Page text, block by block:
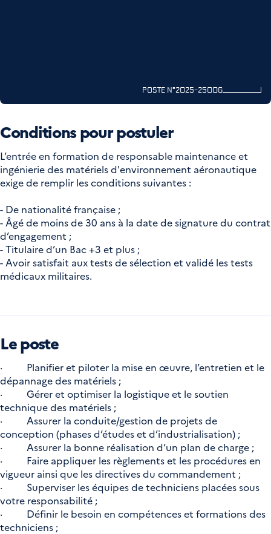
POSTE N°2025-2500G
Conditions pour postuler
L’entrée en formation de responsable maintenance et
ingénierie des matériels d'environnement aéronautique
exige de remplir les conditions suivantes :
- De nationalité française ;
- Âgé de moins de 30 ans à la date de signature du contrat
d’engagement ;
- Titulaire d’un Bac +3 et plus ;
- Avoir satisfait aux tests de sélection et validé les tests
médicaux militaires.
Le poste
· Planifier et piloter la mise en œuvre, l’entretien et le
dépannage des matériels ;
· Gérer et optimiser la logistique et le soutien
technique des matériels ;
· Assurer la conduite/gestion de projets de
conception (phases d’études et d’industrialisation) ;
· Assurer la bonne réalisation d’un plan de charge ;
· Faire appliquer les règlements et les procédures en
vigueur ainsi que les directives du commandement ;
· Superviser les équipes de techniciens placées sous
votre responsabilité ;
· Définir le besoin en compétences et formations des
techniciens ;